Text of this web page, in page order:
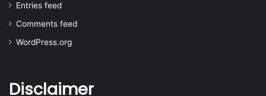
Entries feed
Comments feed
WordPress.org
Disclaimer